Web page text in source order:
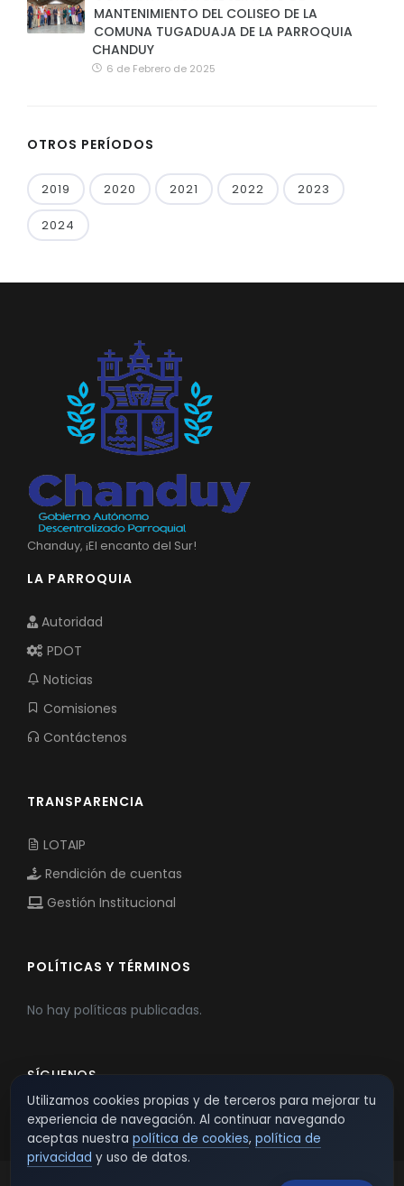
MANTENIMIENTO DEL COLISEO DE LA
COMUNA TUGADUAJA DE LA PARROQUIA
CHANDUY
6 de Febrero de 2025
OTROS PERÍODOS
2019 2020 2021 2022 2023
2024
Chanduy, ¡El encanto del Sur!
LA PARROQUIA
Autoridad
PDOT
Noticias
Comisiones
Contáctenos
TRANSPARENCIA
LOTAIP
Rendición de cuentas
Gestión Institucional
POLÍTICAS Y TÉRMINOS
No hay políticas publicadas.
SÍGUENOS
Utilizamos cookies propias y de terceros para mejorar tu
experiencia de navegación. Al continuar navegando
aceptas nuestra política de cookies, política de
privacidad y uso de datos.